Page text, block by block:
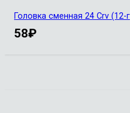
Головка сменная 24 Сrv (12-
58₽